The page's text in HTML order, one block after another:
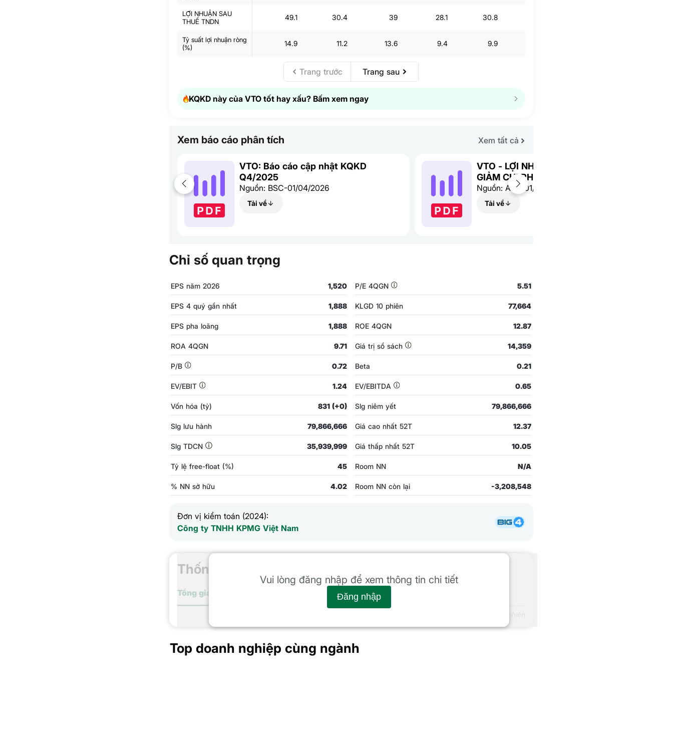
LỢI NHUẬN SAU
THUẾ TNDN
49.1 30.4 39 28.1 30.8
Tỷ suất lợi nhuận ròng
(%)
14.9 11.2 13.6 9.4 9.9
Trang trước Trang sau
KQKD này của VTO tốt hay xấu? Bấm xem ngay
Xem báo cáo phân tích Xem tất cả
VTO: Báo cáo cập nhật KQKD
Q4/2025
Nguồn: BSC-01/04/2026
Tải về
VTO - LỢI NHUẬN TĂNG MẠNH NHỜ
GIẢM CHI PHÍ KHẤU HAO - ABS
Nguồn: ABS-01/08/2024
Tải về
Chỉ số quan trọng
EPS năm 2026 1,520 P/E 4QGN 5.51
EPS 4 quý gần nhất 1,888 KLGD 10 phiên 77,664
EPS pha loãng 1,888 ROE 4QGN 12.87
ROA 4QGN 9.71 Giá trị sổ sách 14,359
P/B 0.72 Beta 0.21
EV/EBIT 1.24 EV/EBITDA 0.65
Vốn hóa (tỷ) 831 (+0) Slg niêm yết 79,866,666
Slg lưu hành 79,866,666 Giá cao nhất 52T 12.37
Slg TDCN 35,939,999 Giá thấp nhất 52T 10.05
Tỷ lệ free-float (%) 45 Room NN N/A
% NN sở hữu 4.02 Room NN còn lại -3,208,548
Đơn vị kiểm toán (2024):
Công ty TNHH KPMG Việt Nam
Thống kê giao dịch
Tổng giá trị Cá nhân Tổ chức
Vui lòng đăng nhập để xem thông tin chi tiết
Đăng nhập
Top doanh nghiệp cùng ngành